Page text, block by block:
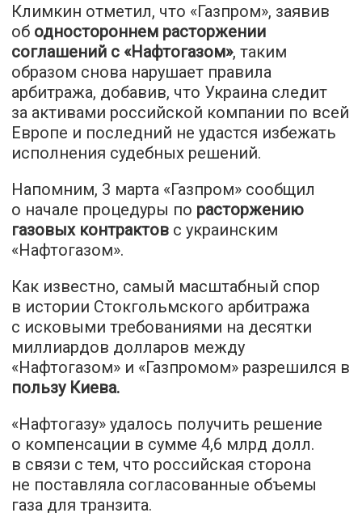
Климкин отметил, что «Газпром», заявив
об одностороннем расторжении
соглашений с «Нафтогазом», таким
образом снова нарушает правила
арбитража, добавив, что Украина следит
за активами российской компании по всей
Европе и последний не удастся избежать
исполнения судебных решений.
Напомним, 3 марта «Газпром» сообщил
о начале процедуры по расторжению
газовых контрактов с украинским
«Нафтогазом».
Как известно, самый масштабный спор
в истории Стокгольмского арбитража
с исковыми требованиями на десятки
миллиардов долларов между
«Нафтогазом» и «Газпромом» разрешился в
пользу Киева.
«Нафтогазу» удалось получить решение
о компенсации в сумме 4,6 млрд долл.
в связи с тем, что российская сторона
не поставляла согласованные объемы
газа для транзита.